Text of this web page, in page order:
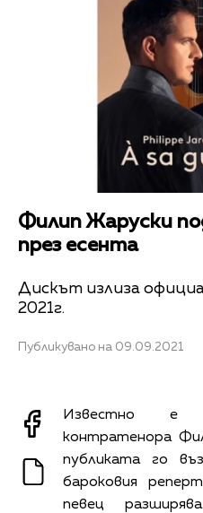
Филип Жаруски
през есента
Дискът излиза
2021г.
Публикувано на 09.09.2021
Известно е
контратенора
публиката го
бароковия
певец